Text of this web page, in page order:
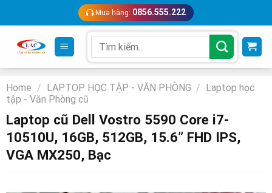
content
Mua hàng: 0856.555.222
for:
Home / LAPTOP HỌC TẬP - VĂN PHÒNG / Laptop học
tập - Văn Phòng cũ
Laptop cũ Dell Vostro 5590 Core i7-
10510U, 16GB, 512GB, 15.6” FHD IPS,
VGA MX250, Bạc